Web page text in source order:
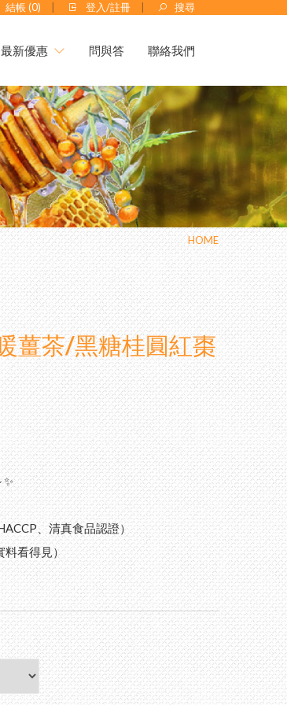
結帳 (0) 登入/註冊 搜尋
送禮⚡限
至 9/30
品(價值
尊享組
蜂蜜系列
✦中秋獻禮
醋
乳+日本芝
王乳膠囊
國實證專利
（噴劑/滴
菌）
花粉
蜂蜜
際三星認證
認證
（蜂蜜菊
）
膠青草硬
美禮盒
費專線
最新優惠
最新優惠
會員獨享
食用說明
特約專區
問與答 聯絡我們
HOME
薑茶/黑糖桂圓紅棗
、清真食品認證）
看得見）